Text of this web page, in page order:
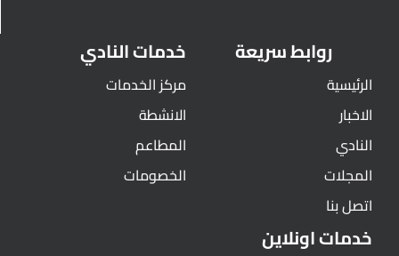
روابط سريعة
الرئيسية
الاخبار
النادي
المجلات
اتصل بنا
خدمات النادي
مركز الخدمات
الانشطة
المطاعم
الخصومات
خدمات اونلاين